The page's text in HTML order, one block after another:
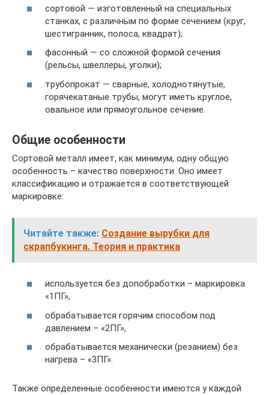
сортовой — изготовленный на специальных
станках, с различным по форме сечением (круг,
шестигранник, полоса, квадрат);
фасонный — со сложной формой сечения
(рельсы, швеллеры, уголки);
трубопрокат — сварные, холоднотянутые,
горячекатаные трубы, могут иметь круглое,
овальное или прямоугольное сечение.
Общие особенности
Сортовой металл имеет, как минимум, одну общую
особенность – качество поверхности. Оно имеет
классификацию и отражается в соответствующей
маркировке:
Читайте также: Создание вырубки для
скрапбукинга. Теория и практика
используется без допобработки – маркировка
«1ПГ»,
обрабатывается горячим способом под
давлением – «2ПГ»,
обрабатывается механически (резанием) без
нагрева – «3ПГ».
Также определенные особенности имеются у каждой